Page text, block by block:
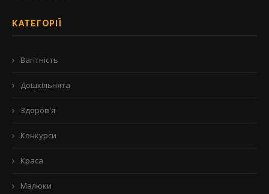
КАТЕГОРІЇ
Вагітність
Дошкільнята
Здоров'я
Конкурси
Краса
Малюки